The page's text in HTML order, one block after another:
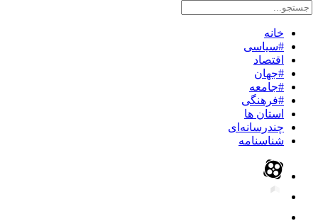
خانه
#سیاسی
اقتصاد
#جهان
#جامعه
#فرهنگی
استان ها
چندرسانه‌ای
شناسنامه